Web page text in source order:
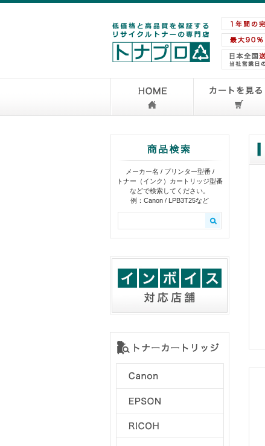
メーカー名 / プリンター型番 /
トナー（インク）カートリッジ型番
などで検索してください。
例：Canon / LPB3T25など